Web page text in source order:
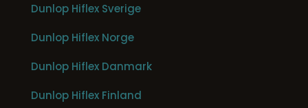
Dunlop Hiflex Sverige
Dunlop Hiflex Norge
Dunlop Hiflex Danmark
Dunlop Hiflex Finland